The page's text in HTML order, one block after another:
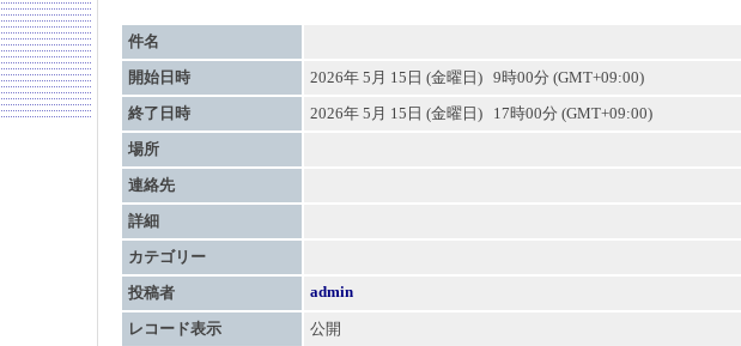
件名
開始日時
2026年 5月 15日 (金曜日) 9時00分 (GMT+09:00)
終了日時
2026年 5月 15日 (金曜日) 17時00分 (GMT+09:00)
場所
連絡先
詳細
カテゴリー
投稿者
admin
レコード表示
公開